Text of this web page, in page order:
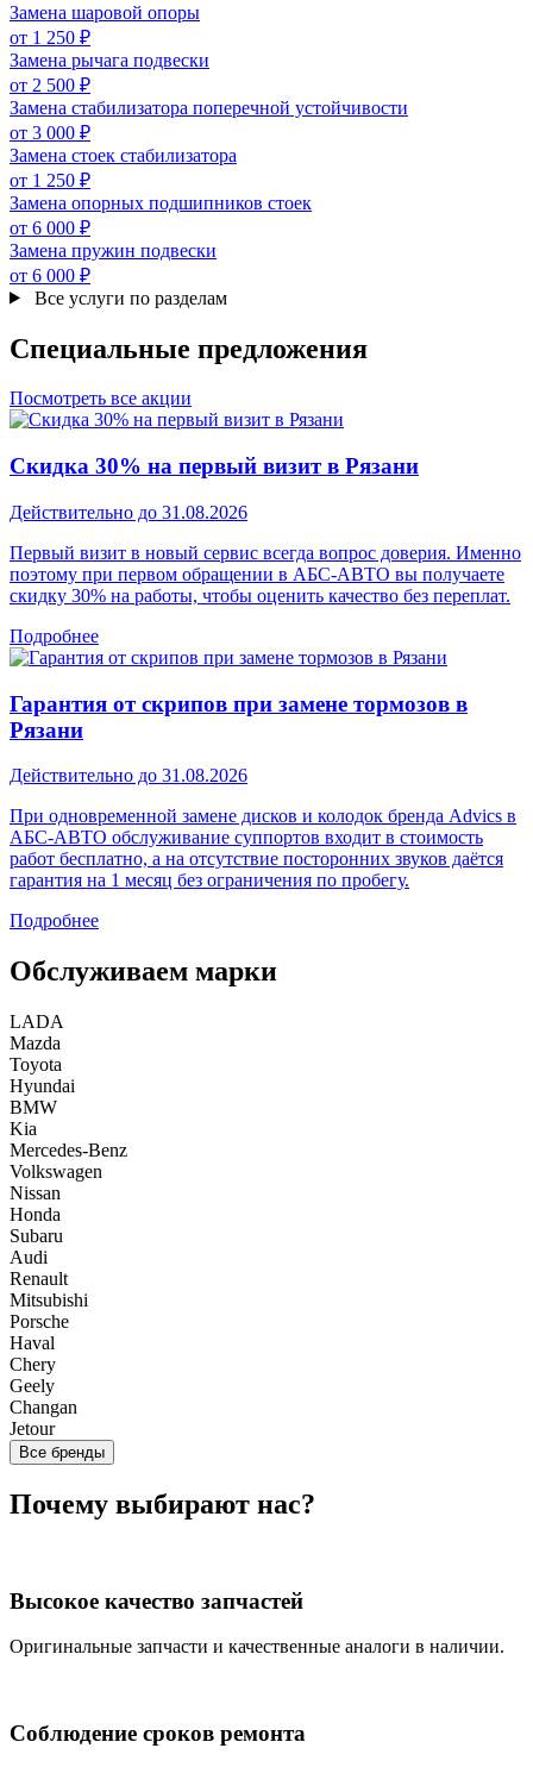
Замена шаровой опоры
от 1 250 ₽
Замена рычага подвески
от 2 500 ₽
Замена стабилизатора поперечной устойчивости
от 3 000 ₽
Замена стоек стабилизатора
от 1 250 ₽
Замена опорных подшипников стоек
от 6 000 ₽
Замена пружин подвески
от 6 000 ₽
Все услуги по разделам
Специальные предложения
Посмотреть все акции
Скидка 30% на первый визит в Рязани
Действительно до 31.08.2026
Первый визит в новый сервис всегда вопрос доверия. Именно
поэтому при первом обращении в АБС-АВТО вы получаете
скидку 30% на работы, чтобы оценить качество без переплат.
Подробнее
Гарантия от скрипов при замене тормозов в
Рязани
Действительно до 31.08.2026
При одновременной замене дисков и колодок бренда Advics в
АБС-АВТО обслуживание суппортов входит в стоимость
работ бесплатно, а на отсутствие посторонних звуков даётся
гарантия на 1 месяц без ограничения по пробегу.
Подробнее
Обслуживаем марки
LADA
Mazda
Toyota
Hyundai
BMW
Kia
Mercedes-Benz
Volkswagen
Nissan
Honda
Subaru
Audi
Renault
Mitsubishi
Porsche
Haval
Chery
Geely
Changan
Jetour
Все бренды
Почему выбирают нас?
Высокое качество запчастей
Оригинальные запчасти и качественные аналоги в наличии.
Соблюдение сроков ремонта